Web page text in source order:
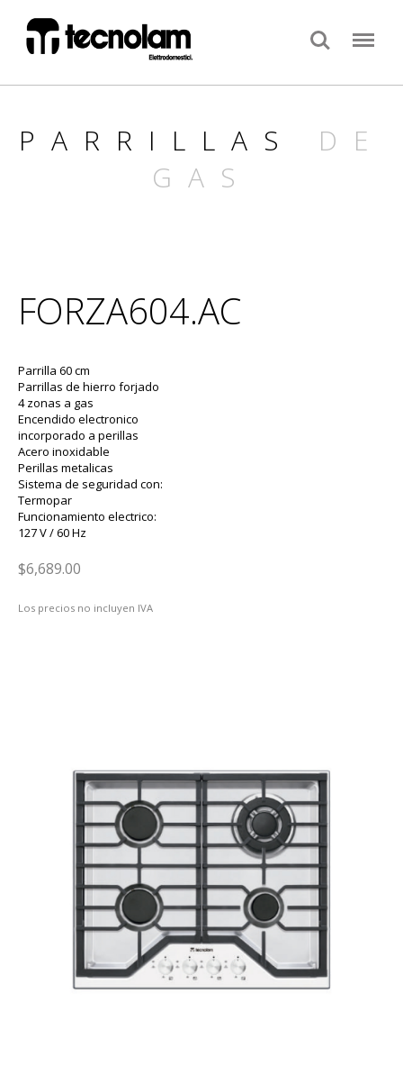
Search Menu
PARRILLAS DE
GAS
FORZA604.AC
Parrilla 60 cm
Parrillas de hierro forjado
4 zonas a gas
Encendido electronico
incorporado a perillas
Acero inoxidable
Perillas metalicas
Sistema de seguridad con:
Termopar
Funcionamiento electrico:
127 V / 60 Hz
$6,689.00
Los precios no incluyen IVA